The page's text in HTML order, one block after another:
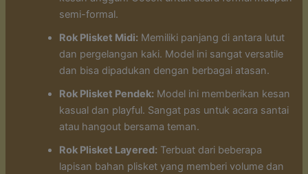
semi-formal.
Rok Plisket Midi: Memiliki panjang di antara lutut
dan pergelangan kaki. Model ini sangat versatile
dan bisa dipadukan dengan berbagai atasan.
Rok Plisket Pendek: Model ini memberikan kesan
kasual dan playful. Sangat pas untuk acara santai
atau hangout bersama teman.
Rok Plisket Layered: Terbuat dari beberapa
lapisan bahan plisket yang memberi volume dan